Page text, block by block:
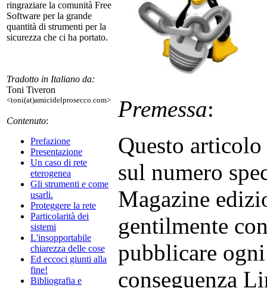
ringraziare la comunità Free
Software per la grande
quantità di strumenti per la
sicurezza che ci ha portato.
Tradotto in Italiano da:
Toni Tiveron
<toni(at)amicidelprosecco.com>
Contenuto:
Prefazione
Presentazione
Un caso di rete
eterogenea
Gli strumenti e come
usarli.
Proteggere la rete
Particolarità dei
sistemi
L'insopportabile
chiarezza delle cose
Ed eccoci giunti alla
fine!
Bibliografia e
Premessa:
Questo
sul numero
Magazine
gentilmente
pubblicare
conseguenza